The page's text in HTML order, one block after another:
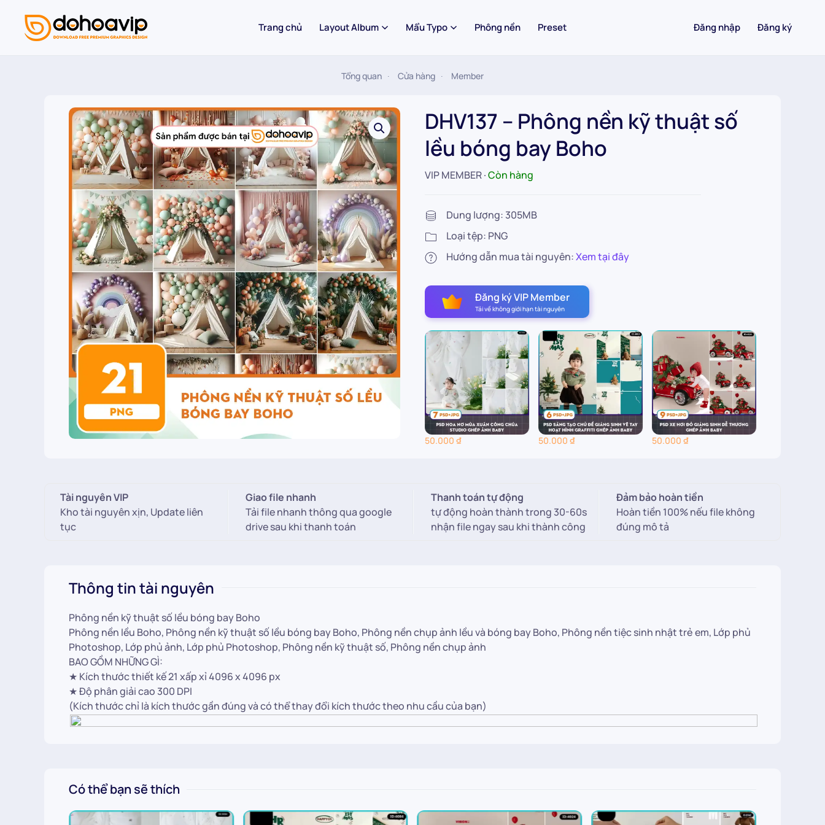
Skip to main content
Trang chủ Layout Album Mẩu Typo Phông nền Preset Đăng nhập Đăng ký
Tổng quan Cửa hàng Member
DHV137 – Phông nền kỹ thuật số
lều bóng bay Boho
VIP MEMBER∙Còn hàng
Dung lượng: 305MB
Loại tệp: PNG
Hướng dẫn mua tài nguyên:Xem tại đây
Đăng ký VIP Member
Tải về không giới hạn tài nguyên
50.000 ₫ 50.000 ₫ 50.000 ₫
Tài nguyên VIP
Kho tài nguyên xịn, Update liên
tục
Giao file nhanh
Tải file nhanh thông qua google
drive sau khi thanh toán
Thanh toán tự động
tự động hoàn thành trong 30-60s
nhận file ngay sau khi thành công
Đảm bảo hoàn tiền
Hoàn tiền 100% nếu file không
đúng mô tả
Thông tin tài nguyên
Phông nền kỹ thuật số lều bóng bay Boho
Phông nền lều Boho, Phông nền kỹ thuật số lều bóng bay Boho, Phông nền chụp ảnh lều và bóng bay Boho, Phông nền tiệc sinh nhật trẻ em, Lớp phủ
Photoshop, Lớp phủ ảnh, Lớp phủ Photoshop, Phông nền kỹ thuật số, Phông nền chụp ảnh
BAO GỒM NHỮNG GÌ:
★ Kích thước thiết kế 21 xấp xỉ 4096 x 4096 px
★ Độ phân giải cao 300 DPI
(Kích thước chỉ là kích thước gần đúng và có thể thay đổi kích thước theo nhu cầu của bạn)
Có thể bạn sẽ thích